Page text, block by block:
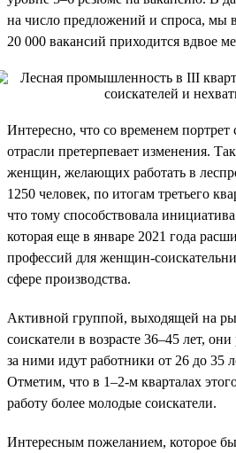
на число предложений и спроса, мы
20 000 вакансий приходится вдвое
Интересно, что со временем портрет
отрасли претерпевает изменения.
женщин, желающих работать в
1250 человек, по итогам третьего
что тому способствовала
которая еще в январе 2021 года
профессий для женщин-
сфере производства.
Активной группой, выходящей на
соискатели в возрасте 36–45 лет,
за ними идут работники от 26 до 35
Отметим, что в 1–2-м кварталах
работу более молодые соискатели.
Интересным пожеланием, которое